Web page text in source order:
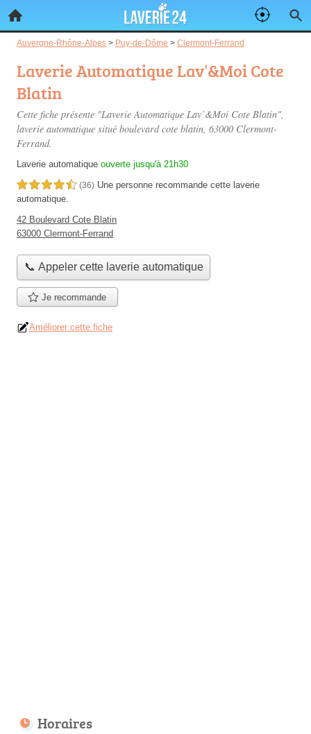
Auvergne-Rhône-Alpes > Puy-de-Dôme > Clermont-Ferrand
Laverie Automatique Lav’&Moi Cote
Blatin
Cette fiche présente "Laverie Automatique Lav’&Moi Cote Blatin",
laverie automatique situé boulevard cote blatin, 63000 Clermont-
Ferrand.
Laverie automatique ouverte jusqu'à 21h30
4,5 étoiles sur 5 (36) Une personne recommande cette laverie
automatique.
42 Boulevard Cote Blatin
63000 Clermont-Ferrand
📞 Appeler cette laverie automatique
Je recommande
Améliorer cette fiche
Horaires